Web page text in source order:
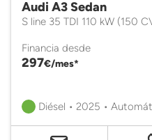
Audi A3 Sedan
S line 35 TDI 110 kW (150
Financia desde
297€/mes*
Diésel • 2025 •